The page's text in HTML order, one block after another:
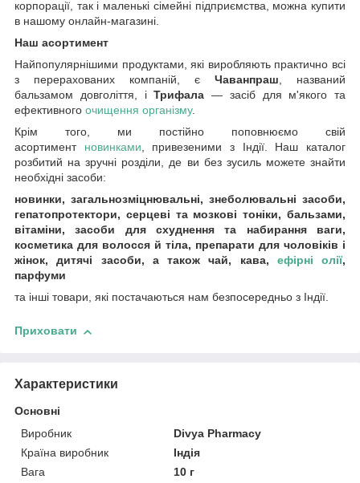
корпорації, так і маленькі сімейні підприємства, можна купити
в нашому онлайн-магазині.
Наш асортимент
Найпопулярнішими продуктами, які виробляють практично всі
з перерахованих компаній, є Чаванпраш, названий
бальзамом довголіття, іТрифала — засіб для м'якого та
ефективного очищення організму.
Крім того, ми постійно поповнюємо свій
асортимент новинками, привезеними з Індії. Наш каталог
розбитий на зручні розділи, де ви без зусиль можете знайти
необхідні засоби:
новинки, загальнозміцнювальні, знеболювальні засоби,
гепатопротектори, серцеві та мозкові тоніки, бальзами,
вітаміни, засоби для схуднення та набирання ваги,
косметика для волосся й тіла, препарати для чоловіків і
жінок, дитячі засоби, а також чай, кава, ефірні олії,
парфуми
та інші товари, які постачаються нам безпосередньо з Індії.
Приховати
Характеристики
Основні
Виробник
Divya Pharmacy
Країна виробник
Індія
Вага
10 г